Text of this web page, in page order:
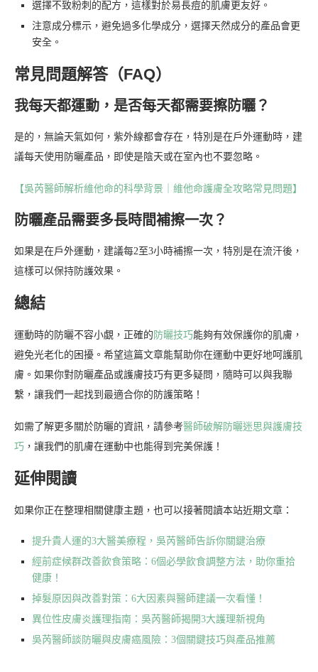
選擇不致粉刺的配方，這樣對於易長痘的肌膚更友好。
注意成分標示，避免過多化學成分，選擇天然成分的產品會更
安全。
常見問題解答（FAQ）
我每天都運動，是否每天都需要擦防曬？
是的，無論天氣如何，紫外線都會存在，特別是在戶外運動時，建
議每天使用防曬產品，即使是陰天或在室內也不要忽略。
【吳芮醫師解析維他命的科學背景｜維他命護膚全攻略常見問題】
防曬產品需要多長時間補擦一次？
如果是在戶外運動，建議每2至3小時補擦一次，特別是在流汗後，
這樣可以保持防護效果。
總結
運動時的防曬不容小覷，正確的 防曬技巧能夠有效保護你的肌膚，
避免光老化的困擾。希望這篇文章能幫助你在運動中更好地呵護肌
膚。如果你對防曬產品或護膚技巧有更多疑問，隨時可以與我聯
繫，讓我們一起找到最適合你的防護策略！
如需了解更多關於防曬的資訊，請參考醫師破解防曬迷思與護膚技
巧 ，讓我們的肌膚在運動中也能得到完美保護！
延伸閱讀
如果你正在整理相關健康主題，也可以接著閱讀本站近期文章：
提升貴人運的3大醫美療程，吳芮醫師告訴你關鍵治療
經前症候群改善飲食策略：6個必學飲食調整方法，助你重拾
健康！
掉髮原因與改善對策：6大因素與醫師建議一次看懂！
異位性皮膚炎護理指南：吳芮醫師揭開3大護理新視角
吳芮醫師談防曬與皮膚癌風險：3個關鍵技巧與產品推薦